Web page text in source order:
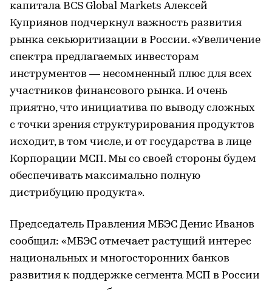
капитала BCS Global Markets Алексей
Куприянов подчеркнул важность развития
рынка секьюритизации в России. «Увеличение
спектра предлагаемых инвесторам
инструментов — несомненный плюс для всех
участников финансового рынка. И очень
приятно, что инициатива по выводу сложных
с точки зрения структурирования продуктов
исходит, в том числе, и от государства в лице
Корпорации МСП. Мы со своей стороны будем
обеспечивать максимально полную
дистрибуцию продукта».
Председатель Правления МБЭС Денис Иванов
сообщил: «МБЭС отмечает растущий интерес
национальных и многосторонних банков
развития к поддержке сегмента МСП в России